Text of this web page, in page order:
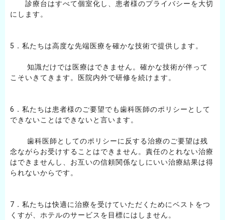
診療台はすべて個室化し、患者様のプライバシーを大切
にします。
5．私たちは高度な先端医療を確かな技術で提供します。
知識だけでは医療はできません。確かな技術が伴って
こそいきてきます。医院内外で研修を続けます。
6．私たちは患者様のご要望でも歯科医師のポリシーとして
できないことはできないと言います。
歯科医師としてのポリシーに反する治療のご要望は残
念ながらお受けすることはできません。責任のとれない治療
はできませんし、お互いの信頼関係なしにいい治療結果は得
られないからです。
7．私たちは快適に治療を受けていただくためにベストをつ
くすが、ホテルのサービスを目標にはしません。